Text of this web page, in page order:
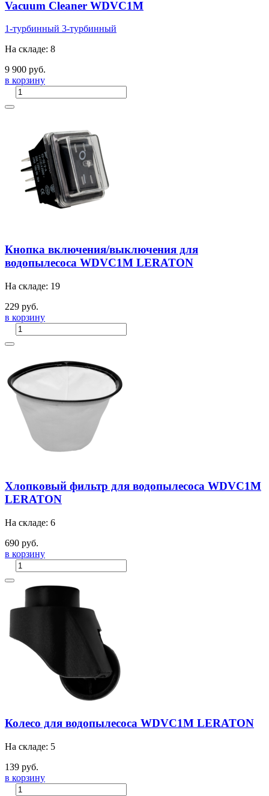
Vacuum Cleaner WDVC1M
1-турбинный 3-турбинный
На складе: 8
9 900 руб.
в корзину
Кнопка включения/выключения для
водопылесоса WDVC1M LERATON
На складе: 19
229 руб.
в корзину
Хлопковый фильтр для водопылесоса WDVC1M
LERATON
На складе: 6
690 руб.
в корзину
Колесо для водопылесоса WDVC1M LERATON
На складе: 5
139 руб.
в корзину